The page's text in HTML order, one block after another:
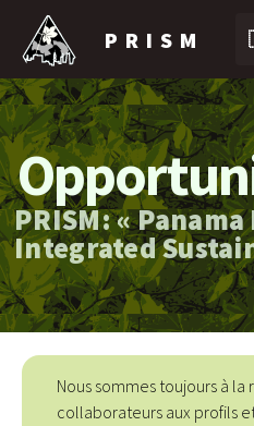
PRISM
PRISM: «
Integrated
Nous sommes toujours à
collaborateurs aux profils